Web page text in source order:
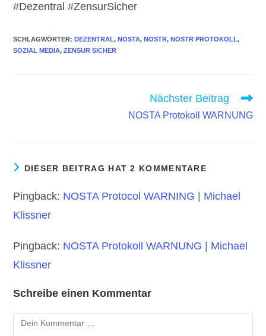
#Dezentral #ZensurSicher
SCHLAGWÖRTER: DEZENTRAL, NOSTA, NOSTR, NOSTR PROTOKOLL,
SOZIAL MEDIA, ZENSUR SICHER
Nächster Beitrag
NOSTA Protokoll WARNUNG
DIESER BEITRAG HAT 2 KOMMENTARE
Pingback: NOSTA Protocol WARNING | Michael
Klissner
Pingback: NOSTA Protokoll WARNUNG | Michael
Klissner
Schreibe einen Kommentar
Kommentar